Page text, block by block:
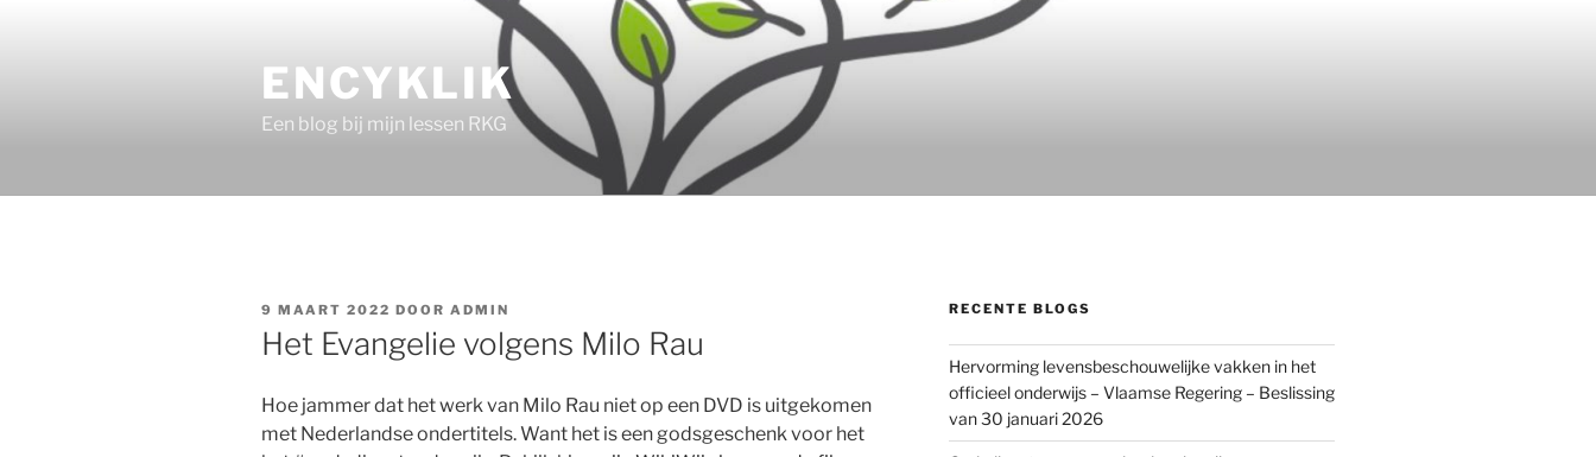
ENCYKLIK
Een blog bij mijn lessen RKG
GEPLAATST
OP
9 MAART 2022 DOOR ADMIN
Het Evangelie volgens Milo Rau
Hoe jammer dat het werk van Milo Rau niet op een DVD is uitgekomen
met Nederlandse ondertitels. Want het is een godsgeschenk voor het
RECENTE BLOGS
Hervorming levensbeschouwelijke vakken in het
officieel onderwijs – Vlaamse Regering – Beslissing
van 30 januari 2026